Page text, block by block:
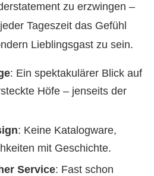
zu erzwingen –
Tageszeit das Gefühl
Lieblingsgast zu sein.
: Ein spektakulärer Blick auf
Höfe – jenseits der
: Keine Katalogware,
mit Geschichte.
Service: Fast schon